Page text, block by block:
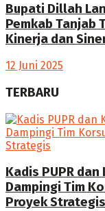
Bupati Dillah
Pemkab Tanjab
Kinerja dan
12 Juni 2025
TERBARU
Kadis PUPR
Dampingi Tim
Proyek Strategis